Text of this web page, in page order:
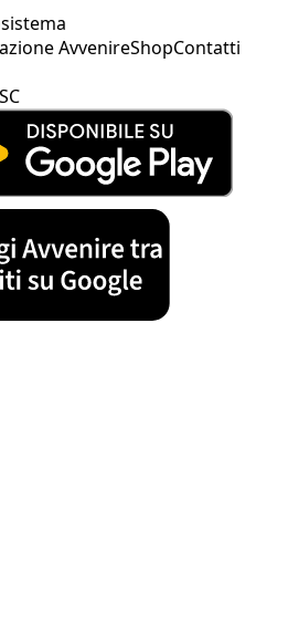
AvvenireShopContatti